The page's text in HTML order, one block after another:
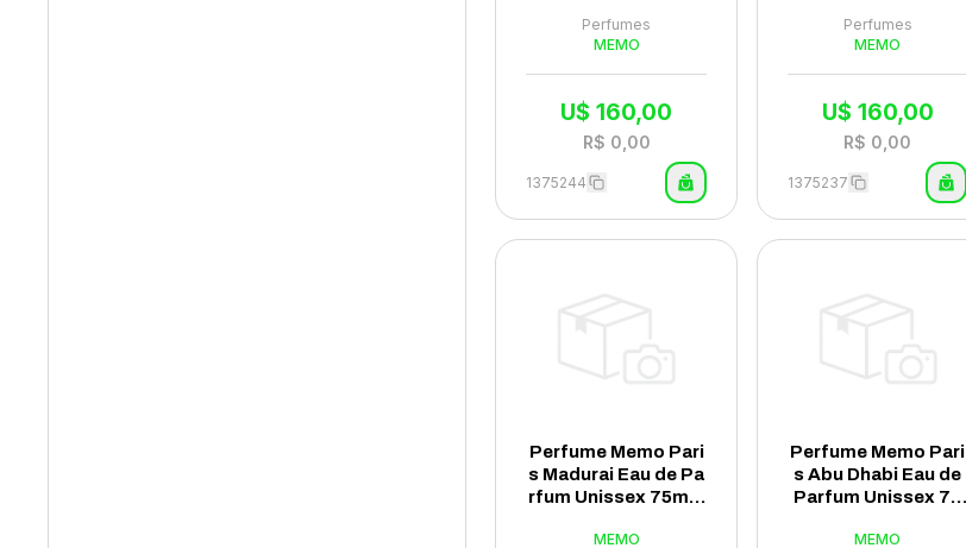
75ml
Perfumes
MEMO
U$160,00
R$ 0,00
1375244
Perfumes
MEMO
U$ 160,00
R$ 0,00
1375237
Perfume Memo Pari
s Madurai Eau de Pa
rfum Unissex 75ml -
MEMO
Perfume Memo Pari
s Abu Dhabi Eau de
Parfum Unissex 75
MEMO